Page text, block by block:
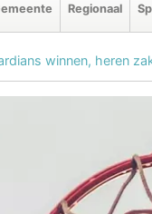
Regionaal
winnen, heren